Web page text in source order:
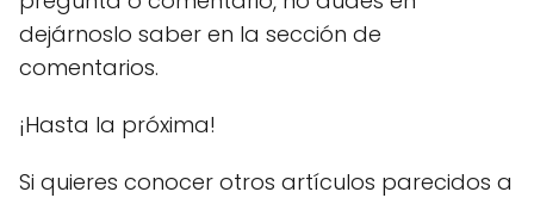
dejárnoslo saber en la sección de
comentarios.
¡Hasta la próxima!
Si quieres conocer otros artículos parecidos a